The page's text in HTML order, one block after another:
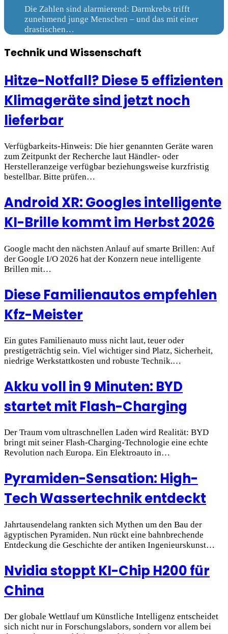
Die Zahlen sind alarmierend: Darmkrebs trifft
zunehmend junge Menschen – und das mit einer
drastischen…
Technik und Wissenschaft
Hitze-Notfall? Diese 5 effizienten
Klimageräte sind jetzt noch
lieferbar
Verfügbarkeits-Hinweis: Die hier genannten Geräte waren
zum Zeitpunkt der Recherche laut Händler- oder
Herstelleranzeige verfügbar beziehungsweise kurzfristig
bestellbar. Bitte prüfen…
Android XR: Googles intelligente
KI-Brille kommt im Herbst 2026
Google macht den nächsten Anlauf auf smarte Brillen: Auf
der Google I/O 2026 hat der Konzern neue intelligente
Brillen mit…
Diese Familienautos empfehlen
Kfz-Meister
Ein gutes Familienauto muss nicht laut, teuer oder
prestigeträchtig sein. Viel wichtiger sind Platz, Sicherheit,
niedrige Werkstattkosten und robuste Technik.…
Akku voll in 9 Minuten: BYD
startet mit Flash-Charging
Der Traum vom ultraschnellen Laden wird Realität: BYD
bringt mit seiner Flash-Charging-Technologie eine echte
Revolution nach Europa. Ein Elektroauto in…
Pyramiden-Sensation: High-
Tech Wassertechnik entdeckt
Jahrtausendelang rankten sich Mythen um den Bau der
ägyptischen Pyramiden. Nun rückt eine bahnbrechende
Entdeckung die Geschichte der antiken Ingenieurskunst…
Nvidia stoppt KI-Chip H200 für
China
Der globale Wettlauf um Künstliche Intelligenz entscheidet
sich nicht nur in Forschungslabors, sondern vor allem bei